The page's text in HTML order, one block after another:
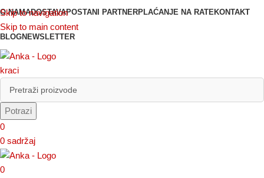
Skip to navigation
Skip to main content
O NAMADOSTAVAPOSTANI PARTNERPLAĆANJE NA RATEKONTAKT
BLOGNEWSLETTER
Potrazi
0
0 sadržaj
0